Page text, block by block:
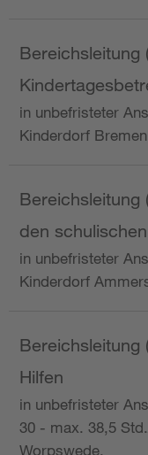
Bereichsleitung
in unbefristeter
Kinderdorf
Bereichsleitung
den
in unbefristeter
Kinderdorf
Bereichsleitung
Hilfen
in unbefristeter
30 - max. 38,5
Worpswede,